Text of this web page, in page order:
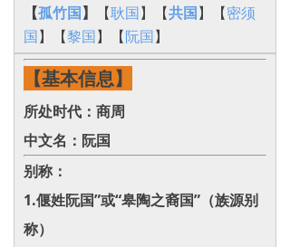
【孤竹国】 【耿国】【共国】【密须
国】【黎国】【阮国】
【基本信息】
所处时代：商周
中文名：阮国
别称：
1.偃姓阮国”或“皋陶之裔国”（族源别
称）